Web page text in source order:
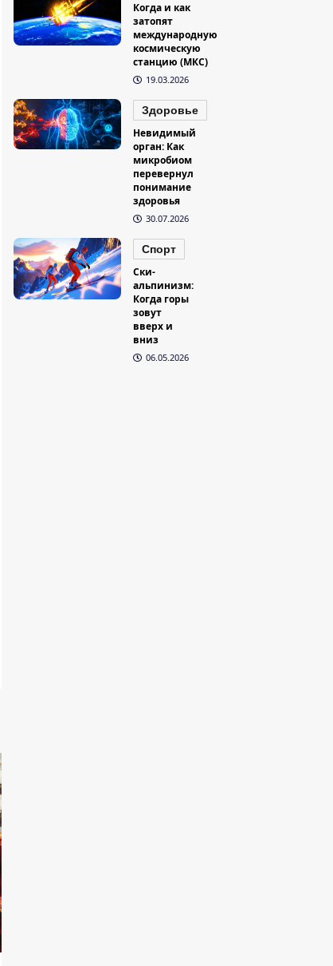
Когда и как
затопят
международную
космическую
станцию (МКС)
19.03.2026
Здоровье
Невидимый
орган: Как
микробиом
перевернул
понимание
здоровья
30.07.2026
Спорт
Ски-
альпинизм:
Когда горы
зовут
вверх и
вниз
06.05.2026